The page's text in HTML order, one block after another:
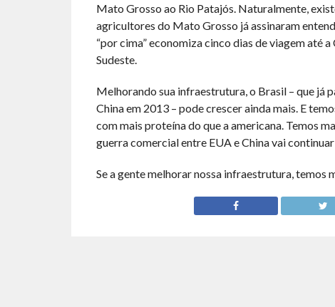
Mato Grosso ao Rio Patajós. Naturalmente,
agricultores do Mato Grosso já assinaram
“por cima” economiza cinco dias de viagem até
Sudeste.
Melhorando sua infraestrutura, o Brasil – que já
China em 2013 – pode crescer ainda mais. E
com mais proteína do que a americana. Temos
guerra comercial entre EUA e China vai
Se a gente melhorar nossa infraestrutura, temos